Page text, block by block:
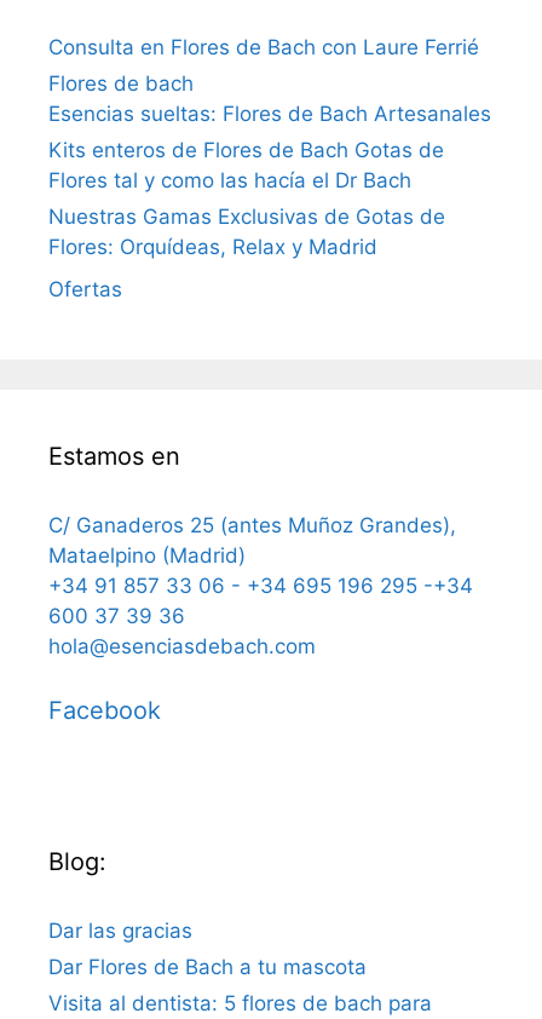
Consulta en Flores de Bach con Laure Ferrié
Flores de bach
Esencias sueltas: Flores de Bach Artesanales
Kits enteros de Flores de Bach Gotas de
Flores tal y como las hacía el Dr Bach
Nuestras Gamas Exclusivas de Gotas de
Flores: Orquídeas, Relax y Madrid
Ofertas
Estamos en
C/ Ganaderos 25 (antes Muñoz Grandes),
Mataelpino (Madrid)
+34 91 857 33 06 - +34 695 196 295 -+34
600 37 39 36
hola@esenciasdebach.com
Facebook
Blog:
Dar las gracias
Dar Flores de Bach a tu mascota
Visita al dentista: 5 flores de bach para